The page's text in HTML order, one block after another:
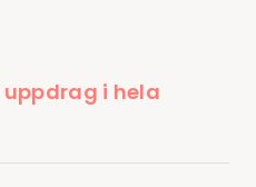
i hela